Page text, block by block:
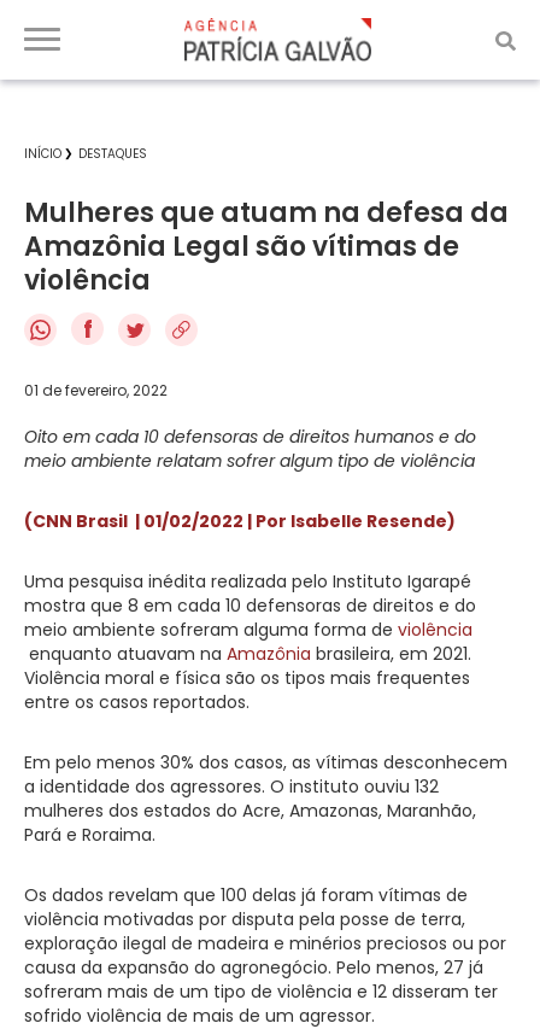
INÍCIO DESTAQUES
Mulheres que atuam na defesa da
Amazônia Legal são vítimas de
violência
f
01 de fevereiro, 2022
Oito em cada 10 defensoras de direitos humanos e do
meio ambiente relatam sofrer algum tipo de violência
(CNN Brasil | 01/02/2022 | Por Isabelle Resende)
Uma pesquisa inédita realizada pelo Instituto Igarapé
mostra que 8 em cada 10 defensoras de direitos e do
meio ambiente sofreram alguma forma de violência
enquanto atuavam na Amazônia brasileira, em 2021.
Violência moral e física são os tipos mais frequentes
entre os casos reportados.
Em pelo menos 30% dos casos, as vítimas desconhecem
a identidade dos agressores. O instituto ouviu 132
mulheres dos estados do Acre, Amazonas, Maranhão,
Pará e Roraima.
Os dados revelam que 100 delas já foram vítimas de
violência motivadas por disputa pela posse de terra,
exploração ilegal de madeira e minérios preciosos ou por
causa da expansão do agronegócio. Pelo menos, 27 já
sofreram mais de um tipo de violência e 12 disseram ter
sofrido violência de mais de um agressor.